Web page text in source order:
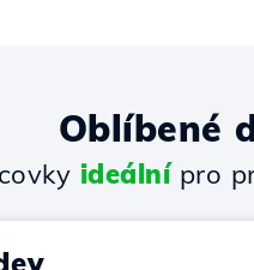
Oblíbené
ideálnípro